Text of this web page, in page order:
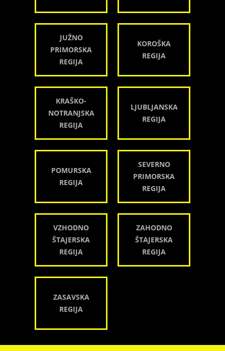
JUŽNO
PRIMORSKA
REGIJA
KOROŠKA
REGIJA
KRAŠKO-
NOTRANJSKA
REGIJA
LJUBLJANSKA
REGIJA
POMURSKA
REGIJA
SEVERNO
PRIMORSKA
REGIJA
VZHODNO
ŠTAJERSKA
REGIJA
ZAHODNO
ŠTAJERSKA
REGIJA
ZASAVSKA
REGIJA